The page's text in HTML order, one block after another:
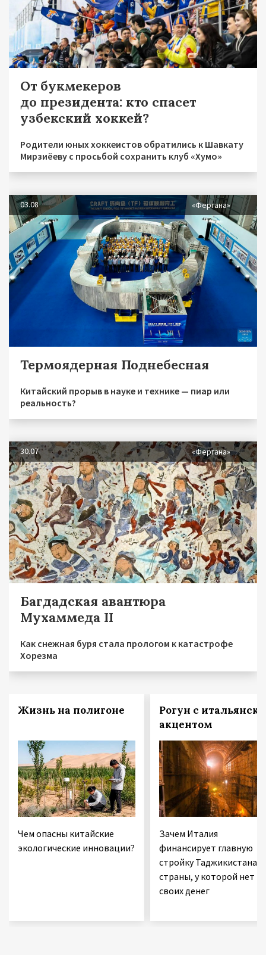
От букмекеров
до президента: кто спасет
узбекский хоккей?
Родители юных хоккеистов обратились к Шавкату
Мирзиёеву с просьбой сохранить клуб «Хумо»
03.08 «Фергана»
Термоядерная Поднебесная
Китайский прорыв в науке и технике — пиар или
реальность?
30.07 «Фергана»
Багдадская авантюра
Мухаммеда II
Как снежная буря стала прологом к катастрофе
Хорезма
Жизнь на полигоне
Чем опасны китайские
экологические инновации?
Рогун с
акцентом
Зачем Италия
финансирует главную
стройку Таджикистана —
страны, у которой нет
своих денег